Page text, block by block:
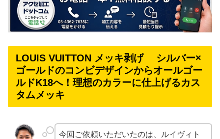
LOUIS VUITTON メッキ剥げ シルバー×
ゴールドのコンビデザインからオールゴー
ルドK18へ！理想のカラーに仕上げるカス
タムメッキ
今回ご依頼いただいたのは、ルイヴィト